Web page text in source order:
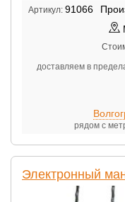
Артикул: 91066
доставляем в
рядом с
Электронный